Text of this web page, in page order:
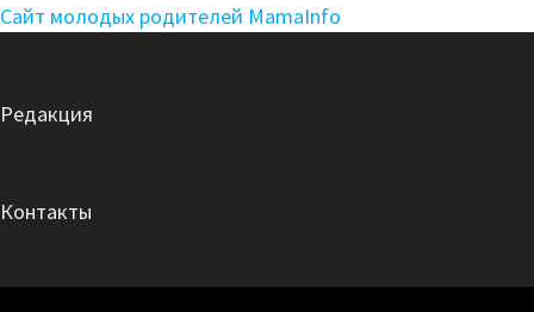
Сайт молодых родителей MamaInfo
Редакция
Контакты